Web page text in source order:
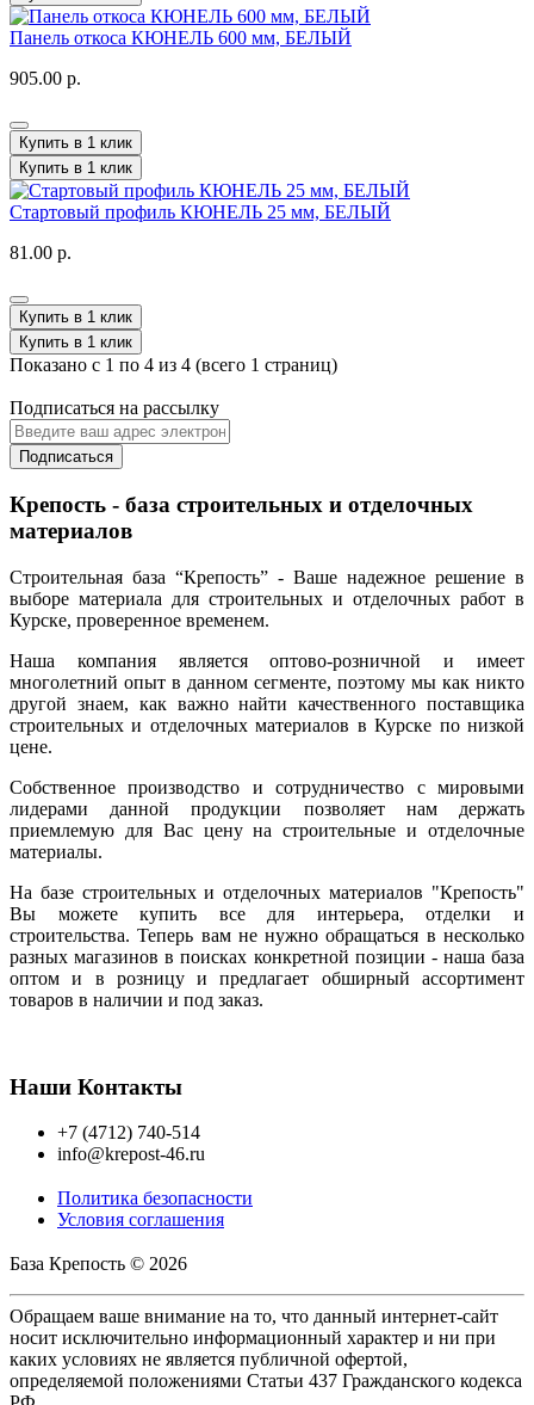
Панель откоса КЮНЕЛЬ 600 мм, БЕЛЫЙ
905.00 р.
Купить в 1 клик
Купить в 1 клик
Стартовый профиль КЮНЕЛЬ 25 мм, БЕЛЫЙ
81.00 р.
Купить в 1 клик
Купить в 1 клик
Показано с 1 по 4 из 4 (всего 1 страниц)
Подписаться на рассылку
Подписаться
Крепость - база строительных и отделочных
материалов
Строительная база “Крепость” - Ваше надежное решение в
выборе материала для строительных и отделочных работ в
Курске, проверенное временем.
Наша компания является оптово-розничной и имеет
многолетний опыт в данном сегменте, поэтому мы как никто
другой знаем, как важно найти качественного поставщика
строительных и отделочных материалов в Курске по низкой
цене.
Собственное производство и сотрудничество с мировыми
лидерами данной продукции позволяет нам держать
приемлемую для Вас цену на строительные и отделочные
материалы.
На базе строительных и отделочных материалов "Крепость"
Вы можете купить все для интерьера, отделки и
строительства. Теперь вам не нужно обращаться в несколько
разных магазинов в поисках конкретной позиции - наша база
оптом и в розницу и предлагает обширный ассортимент
товаров в наличии и под заказ.
Наши Контакты
+7 (4712) 740-514
info@krepost-46.ru
Политика безопасности
Условия соглашения
База Крепость © 2026
Обращаем ваше внимание на то, что данный интернет-сайт
носит исключительно информационный характер и ни при
каких условиях не является публичной офертой,
определяемой положениями Статьи 437 Гражданского кодекса